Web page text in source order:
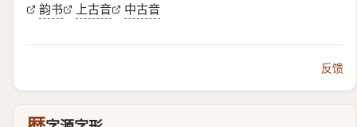
韵书 上古音 中古音
反馈